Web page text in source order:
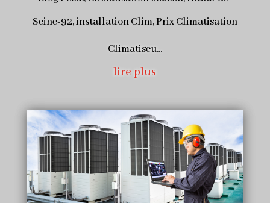
Seine-92,installation Clim,Prix Climatisation
Climatiseu...
lire plus